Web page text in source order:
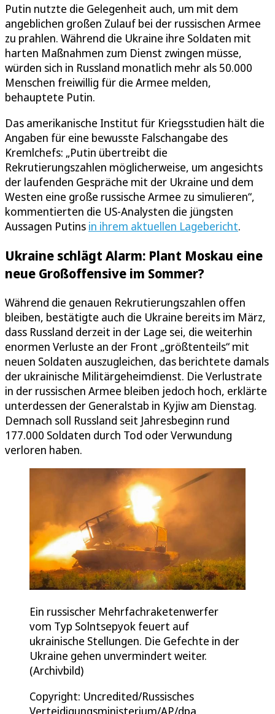
Putin nutzte die Gelegenheit auch, um mit dem
angeblichen großen Zulauf bei der russischen Armee
zu prahlen. Während die Ukraine ihre Soldaten mit
harten Maßnahmen zum Dienst zwingen müsse,
würden sich in Russland monatlich mehr als 50.000
Menschen freiwillig für die Armee melden,
behauptete Putin.
Das amerikanische Institut für Kriegsstudien hält die
Angaben für eine bewusste Falschangabe des
Kremlchefs: „Putin übertreibt die
Rekrutierungszahlen möglicherweise, um angesichts
der laufenden Gespräche mit der Ukraine und dem
Westen eine große russische Armee zu simulieren“,
kommentierten die US-Analysten die jüngsten
Aussagen Putins in ihrem aktuellen Lagebericht.
Ukraine schlägt Alarm: Plant Moskau eine
neue Großoffensive im Sommer?
Während die genauen Rekrutierungszahlen offen
bleiben, bestätigte auch die Ukraine bereits im März,
dass Russland derzeit in der Lage sei, die weiterhin
enormen Verluste an der Front „größtenteils“ mit
neuen Soldaten auszugleichen, das berichtete damals
der ukrainische Militärgeheimdienst. Die Verlustrate
in der russischen Armee bleiben jedoch hoch, erklärte
unterdessen der Generalstab in Kyjiw am Dienstag.
Demnach soll Russland seit Jahresbeginn rund
177.000 Soldaten durch Tod oder Verwundung
verloren haben.
Ein russischer Mehrfachraketenwerfer
vom Typ Solntsepyok feuert auf
ukrainische Stellungen. Die Gefechte in der
Ukraine gehen unvermindert weiter.
(Archivbild)
Copyright: Uncredited/Russisches
Verteidigungsministerium/AP/dpa